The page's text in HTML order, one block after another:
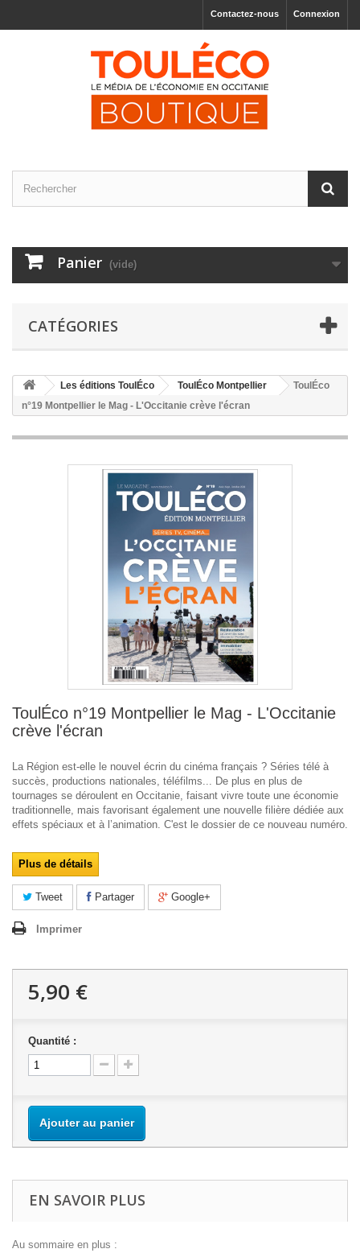
Connexion
Contactez-nous
Panier (vide)
CATÉGORIES
Les éditions ToulÉco ToulÉco Montpellier
ToulÉco
n°19 Montpellier le Mag - L'Occitanie crève l'écran
ToulÉco n°19 Montpellier le Mag - L'Occitanie
crève l'écran
La Région est-elle le nouvel écrin du cinéma français ? Séries télé à
succès, productions nationales, téléfilms... De plus en plus de
tournages se déroulent en Occitanie, faisant vivre toute une économie
traditionnelle, mais favorisant également une nouvelle filière dédiée aux
effets spéciaux et à l’animation. C'est le dossier de ce nouveau numéro.
Plus de détails
Tweet Partager Google+
Imprimer
5,90 €
Quantité :
Ajouter au panier
EN SAVOIR PLUS
Au sommaire en plus :